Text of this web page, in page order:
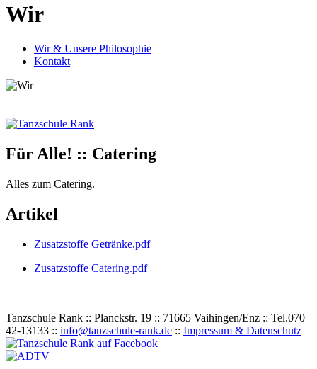
Wir
Wir & Unsere Philosophie
Kontakt
Für Alle! :: Catering
Alles zum Catering.
Artikel
Zusatzstoffe Getränke.pdf
Zusatzstoffe Catering.pdf
Tanzschule Rank :: Planckstr. 19 :: 71665 Vaihingen/Enz :: Tel.070
42-13133 :: info@tanzschule-rank.de :: Impressum & Datenschutz